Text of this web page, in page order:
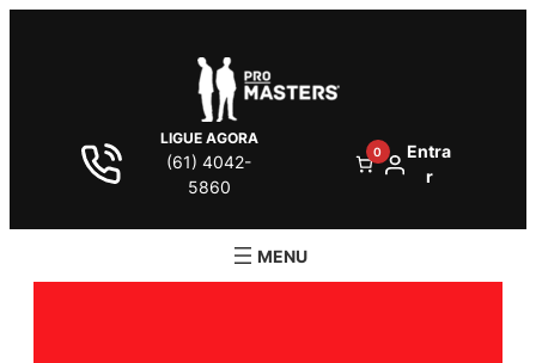
LIGUE AGORA
(61) 4042-
5860
0
Entra
r